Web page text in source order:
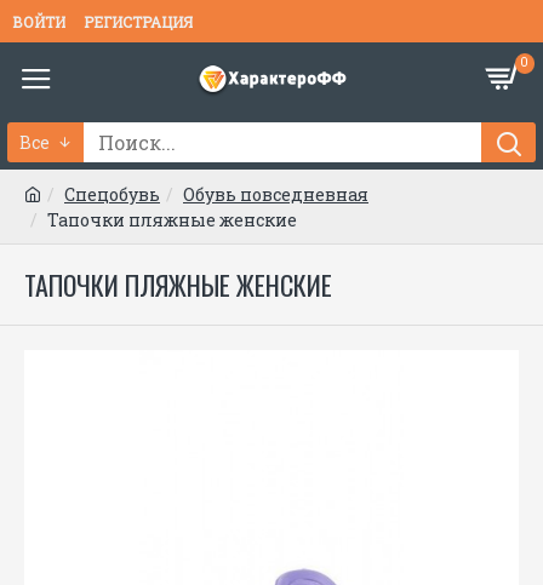
ВОЙТИ РЕГИСТРАЦИЯ
0
Все
Спецобувь
Обувь повседневная
Тапочки пляжные женские
ТАПОЧКИ ПЛЯЖНЫЕ ЖЕНСКИЕ